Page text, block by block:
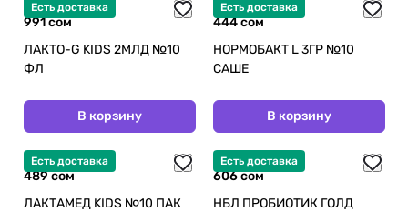
Есть доставка
991 сом
ЛАКТО-G KIDS 2МЛД №10
ФЛ
В корзину
Есть доставка
444 сом
НОРМОБАКТ L 3ГР №10
САШЕ
В корзину
Есть доставка
489 сом
ЛАКТАМЕД KIDS №10 ПАК
Есть доставка
606 сом
НБЛ ПРОБИОТИК ГОЛД